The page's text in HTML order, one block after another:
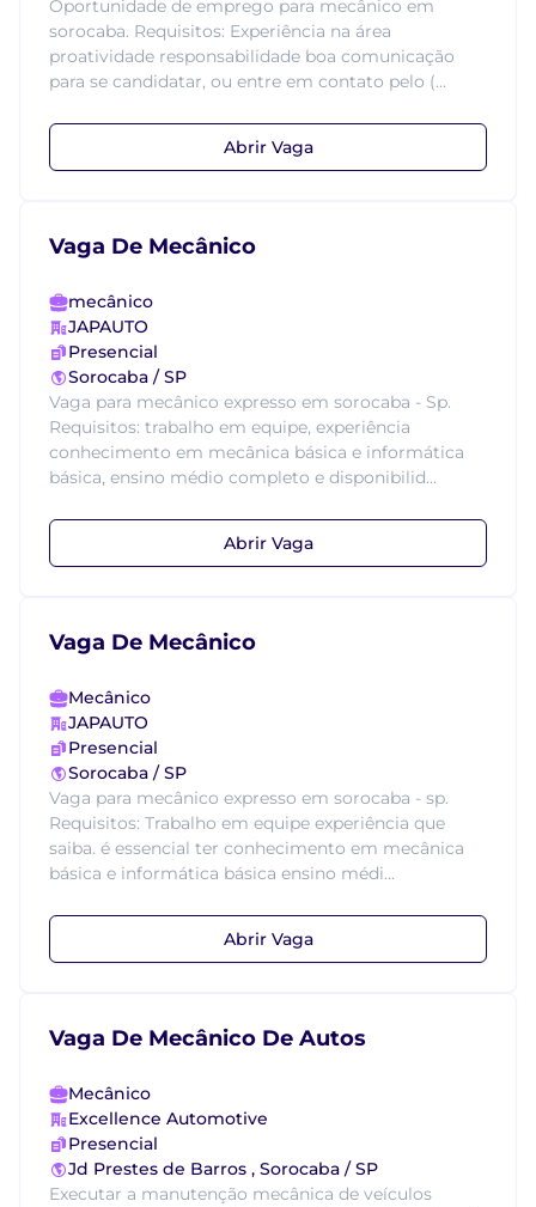
Oportunidade de emprego para mecânico em
sorocaba. Requisitos: Experiência na área
proatividade responsabilidade boa comunicação
para se candidatar, ou entre em contato pelo (...
Abrir Vaga
Vaga De Mecânico
mecânico
JAPAUTO
Presencial
Sorocaba / SP
Vaga para mecânico expresso em sorocaba - Sp.
Requisitos: trabalho em equipe, experiência
conhecimento em mecânica básica e informática
básica, ensino médio completo e disponibilid...
Abrir Vaga
Vaga De Mecânico
Mecânico
JAPAUTO
Presencial
Sorocaba / SP
Vaga para mecânico expresso em sorocaba - sp.
Requisitos: Trabalho em equipe experiência que
saiba. é essencial ter conhecimento em mecânica
básica e informática básica ensino médi...
Abrir Vaga
Vaga De Mecânico De Autos
Mecânico
Excellence Automotive
Presencial
Jd Prestes de Barros , Sorocaba / SP
Executar a manutenção mecânica de veículos